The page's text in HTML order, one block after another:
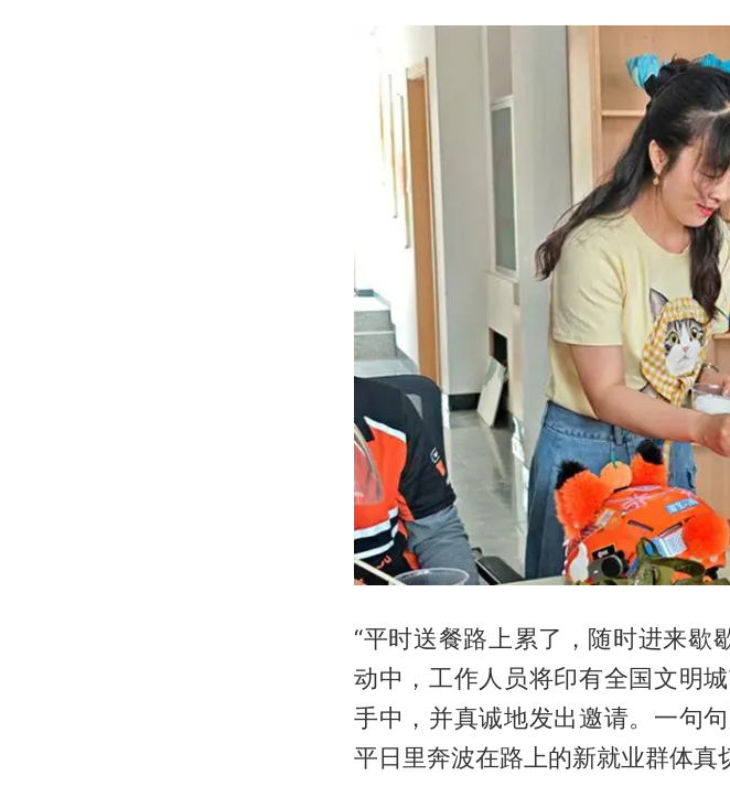
“平时送餐路上累了，随时进来歇
动中，工作人员将印有全国文明
手中，并真诚地发出邀请。一句
平日里奔波在路上的新就业群体真